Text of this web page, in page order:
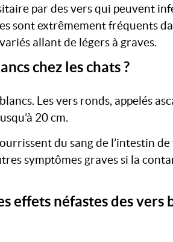
par des vers qui peuvent
sont extrêmement fréquents
allant de légers à graves.
chez les chats ?
Les vers ronds, appelés
20 cm.
du sang de l’intestin
symptômes graves si la
effets néfastes des vers